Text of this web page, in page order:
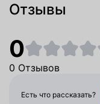
Отзывы
0
0 Отзывов
Есть что рассказать?